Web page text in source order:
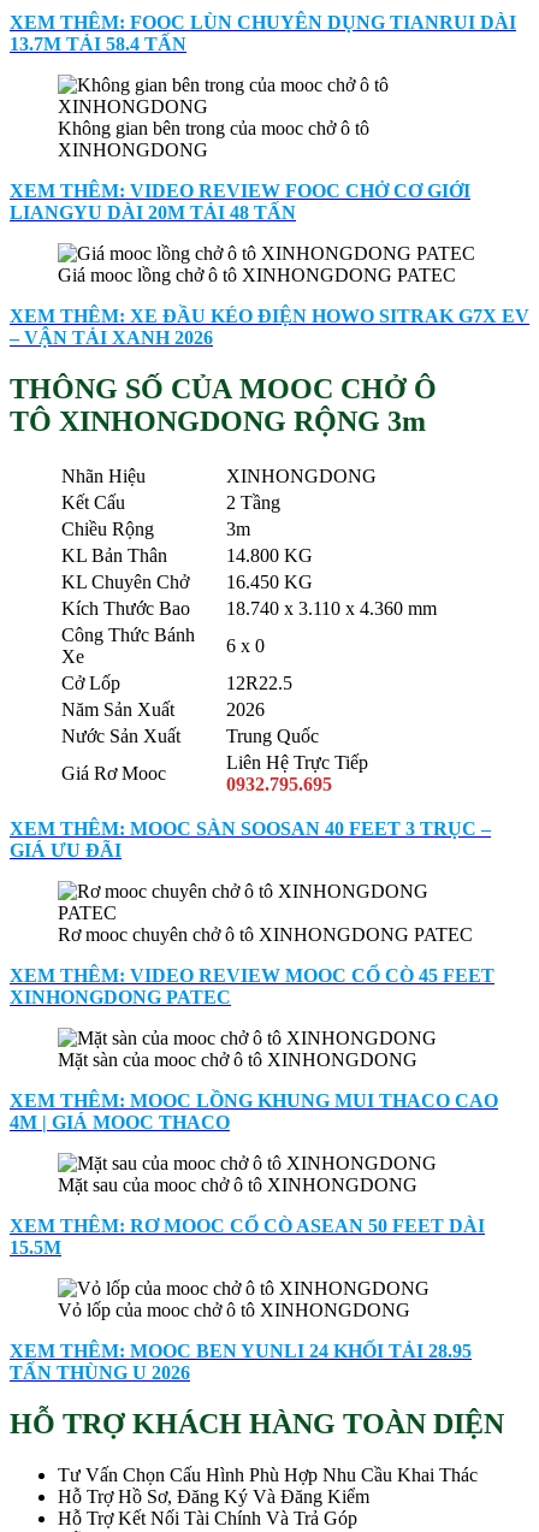
XEM THÊM: FOOC LÙN CHUYÊN DỤNG TIANRUI DÀI
13.7M TẢI 58.4 TẤN
Không gian bên trong của mooc chở ô tô
XINHONGDONG
XEM THÊM: VIDEO REVIEW FOOC CHỞ CƠ GIỚI
LIANGYU DÀI 20M TẢI 48 TẤN
Giá mooc lồng chở ô tô XINHONGDONG PATEC
XEM THÊM: XE ĐẦU KÉO ĐIỆN HOWO SITRAK G7X EV
– VẬN TẢI XANH 2026
THÔNG SỐ CỦA MOOC CHỞ Ô
TÔ XINHONGDONG RỘNG 3m
Nhãn Hiệu
XINHONGDONG
Kết Cấu
2 Tầng
Chiều Rộng
3m
KL Bản Thân
14.800 KG
KL Chuyên Chở
16.450 KG
Kích Thước Bao
18.740 x 3.110 x 4.360 mm
Công Thức Bánh
Xe
6 x 0
Cở Lốp
12R22.5
Năm Sản Xuất
2026
Nước Sản Xuất
Trung Quốc
Giá Rơ Mooc
Liên Hệ Trực Tiếp
0932.795.695
XEM THÊM: MOOC SÀN SOOSAN 40 FEET 3 TRỤC –
GIÁ ƯU ĐÃI
Rơ mooc chuyên chở ô tô XINHONGDONG PATEC
XEM THÊM: VIDEO REVIEW MOOC CỔ CÒ 45 FEET
XINHONGDONG PATEC
Mặt sàn của mooc chở ô tô XINHONGDONG
XEM THÊM: MOOC LỒNG KHUNG MUI THACO CAO
4M | GIÁ MOOC THACO
Mặt sau của mooc chở ô tô XINHONGDONG
XEM THÊM: RƠ MOOC CỔ CÒ ASEAN 50 FEET DÀI
15.5M
Vỏ lốp của mooc chở ô tô XINHONGDONG
XEM THÊM: MOOC BEN YUNLI 24 KHỐI TẢI 28.95
TẤN THÙNG U 2026
HỖ TRỢ KHÁCH HÀNG TOÀN DIỆN
Tư Vấn Chọn Cấu Hình Phù Hợp Nhu Cầu Khai Thác
Hỗ Trợ Hồ Sơ, Đăng Ký Và Đăng Kiểm
Hỗ Trợ Kết Nối Tài Chính Và Trả Góp